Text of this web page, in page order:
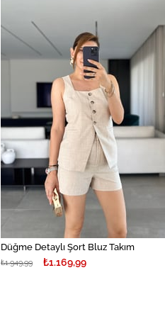
Düğme Detaylı Şort Bluz Takım
₺1.169,99
₺1.949,99